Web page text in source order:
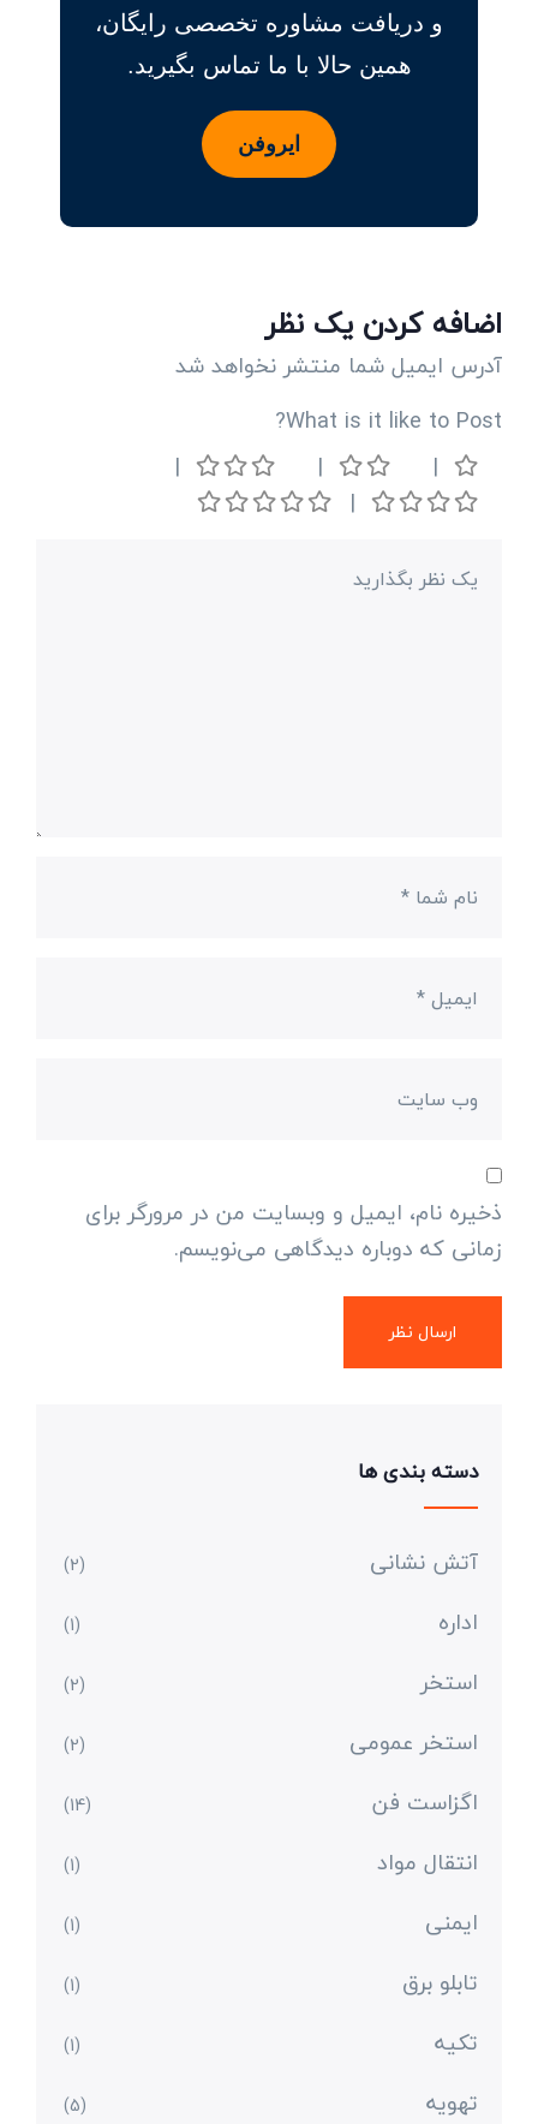
و دریافت مشاوره تخصصی رایگان،
همین حالا با ما تماس بگیرید.
ایروفن
اضافه کردن یک نظر
آدرس ایمیل شما منتشر نخواهد شد
What is it like to Post?
ذخیره نام، ایمیل و وبسایت من در مرورگر برای
زمانی که دوباره دیدگاهی می‌نویسم.
دسته بندی ها
آتش نشانی (2)
اداره (1)
استخر (2)
استخر عمومی (2)
اگزاست فن (14)
انتقال مواد (1)
ایمنی (1)
تابلو برق (1)
تکیه (1)
تهویه (5)